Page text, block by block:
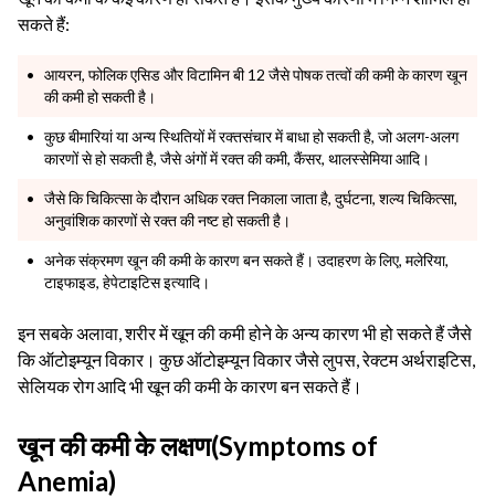
सकते हैं:
आयरन, फोलिक एसिड और विटामिन बी 12 जैसे पोषक तत्वों की कमी के कारण खून
की कमी हो सकती है।
कुछ बीमारियां या अन्य स्थितियों में रक्तसंचार में बाधा हो सकती है, जो अलग-अलग
कारणों से हो सकती है, जैसे अंगों में रक्त की कमी, कैंसर, थालस्सेमिया आदि।
जैसे कि चिकित्सा के दौरान अधिक रक्त निकाला जाता है, दुर्घटना, शल्य चिकित्सा,
अनुवांशिक कारणों से रक्त की नष्ट हो सकती है।
अनेक संक्रमण खून की कमी के कारण बन सकते हैं। उदाहरण के लिए, मलेरिया,
टाइफाइड, हेपेटाइटिस इत्यादि।
इन सबके अलावा, शरीर में खून की कमी होने के अन्य कारण भी हो सकते हैं जैसे
कि ऑटोइम्यून विकार। कुछ ऑटोइम्यून विकार जैसे लुपस, रेक्टम अर्थराइटिस,
सेलियक रोग आदि भी खून की कमी के कारण बन सकते हैं।
खून की कमी के लक्षण(Symptoms of
Anemia)